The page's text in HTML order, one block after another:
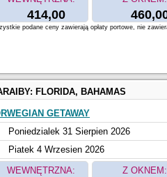
414,00
podane ceny zawierają opłaty portowe, nie
FLORIDA, BAHAMAS
GETAWAY
Poniedzialek 31 Sierpien 2026
Piatek 4 Wrzesien 2026
WEWNĘTRZNA:
Z OKNEM: